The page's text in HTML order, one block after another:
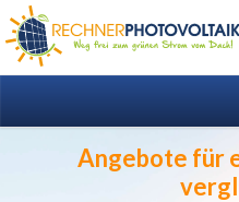
Angebote für